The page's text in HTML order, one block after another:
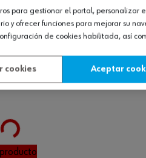
para gestionar el portal, personalizar
y ofrecer funciones para mejorar su
de cookies habilitada, así
cookies Aceptar